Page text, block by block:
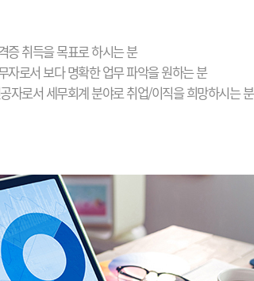
증 취득을 목표로 하시는 분
자로서 보다 명확한 업무 파악을 원하는 분
자로서 세무회계 분야로 취업/이직을 희망하시는 분